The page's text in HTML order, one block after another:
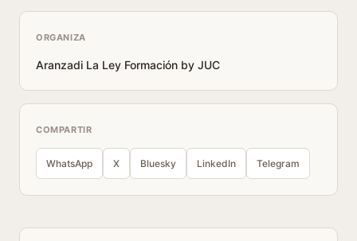
ORGANIZA
Aranzadi La Ley Formación by JUC
COMPARTIR
WhatsApp X Bluesky LinkedIn Telegram